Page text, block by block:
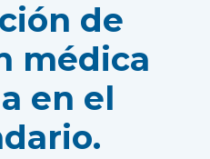
de
médica
en el